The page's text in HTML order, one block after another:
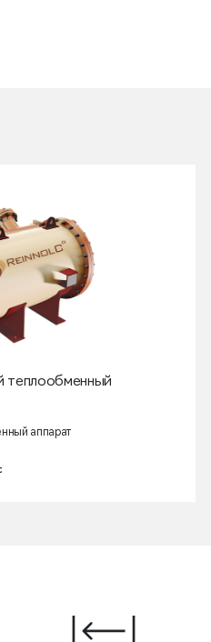
теплообменный
аппарат